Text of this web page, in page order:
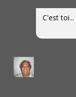
C'est